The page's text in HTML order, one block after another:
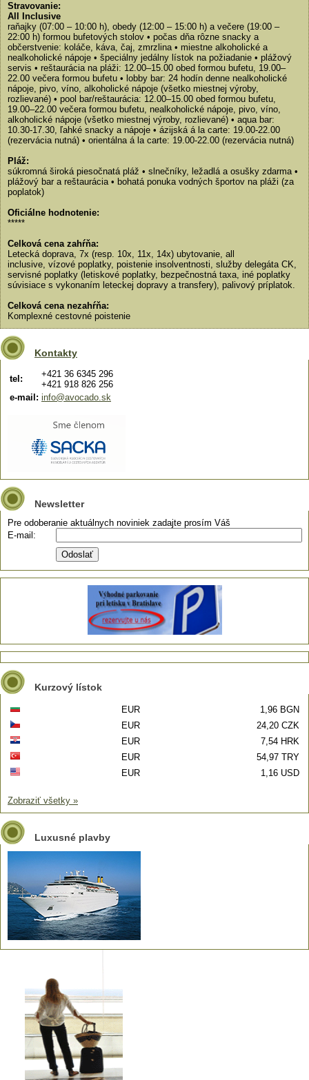
Stravovanie:
All Inclusive
raňajky (07:00 – 10:00 h), obedy (12:00 – 15:00 h) a večere (19:00 –
22:00 h) formou bufetových stolov • počas dňa rôzne snacky a
občerstvenie: koláče, káva, čaj, zmrzlina • miestne alkoholické a
nealkoholické nápoje • špeciálny jedálny lístok na požiadanie • plážový
servis • reštaurácia na pláži: 12.00–15.00 obed formou bufetu, 19.00–
22.00 večera formou bufetu • lobby bar: 24 hodín denne nealkoholické
nápoje, pivo, víno, alkoholické nápoje (všetko miestnej výroby,
rozlievané) • pool bar/reštaurácia: 12.00–15.00 obed formou bufetu,
19.00–22.00 večera formou bufetu, nealkoholické nápoje, pivo, víno,
alkoholické nápoje (všetko miestnej výroby, rozlievané) • aqua bar:
10.30-17.30, ľahké snacky a nápoje • ázijská á la carte: 19.00-22.00
(rezervácia nutná) • orientálna á la carte: 19.00-22.00 (rezervácia nutná)
Pláž:
súkromná široká piesočnatá pláž • slnečníky, ležadlá a osušky zdarma •
plážový bar a reštaurácia • bohatá ponuka vodných športov na pláži (za
poplatok)
Oficiálne hodnotenie:
*****
Celková cena zahŕňa:
Letecká doprava, 7x (resp. 10x, 11x, 14x) ubytovanie, all
inclusive, vízové poplatky, poistenie insolventnosti, služby delegáta CK,
servisné poplatky (letiskové poplatky, bezpečnostná taxa, iné poplatky
súvisiace s vykonaním leteckej dopravy a transfery), palivový príplatok.
Celková cena nezahŕňa:
Komplexné cestovné poistenie
Kontakty
tel:
+421 36 6345 296
+421 918 826 256
e-mail: info@avocado.sk
Newsletter
Pre odoberanie aktuálnych noviniek zadajte prosím Váš
E-mail:
Kurzový lístok
EUR
1,96 BGN
EUR
24,20 CZK
EUR
7,54 HRK
EUR
54,97 TRY
EUR
1,16 USD
Zobraziť všetky »
Luxusné plavby